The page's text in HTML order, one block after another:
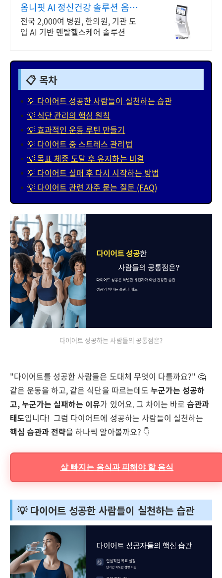
옴니핏 AI 정신건강 솔루션 옴니
핏 마인드케어
전국 2,000여 병원, 한의원, 기관 도
입 AI 기반 멘탈헬스케어 솔루션
📋 목차
💡 다이어트 성공한 사람들이 실천하는 습관
💡 식단 관리의 핵심 원칙
💡 효과적인 운동 루틴 만들기
💡 다이어트 중 스트레스 관리법
💡 목표 체중 도달 후 유지하는 비결
💡 다이어트 실패 후 다시 시작하는 방법
💡 다이어트 관련 자주 묻는 질문 (FAQ)
다이어트 성공하는 사람들의 공통점은?
"다이어트를 성공한 사람들은 도대체 무엇이 다를까요?" 🤔
같은 운동을 하고, 같은 식단을 따르는데도 누군가는 성공하
고, 누군가는 실패하는 이유가 있어요. 그 차이는 바로 습관과
태도입니다! 그럼 다이어트에 성공하는 사람들이 실천하는
핵심 습관과 전략을 하나씩 알아볼까요? 👇
살 빠지는 음식과 피해야 할 음식
💡 다이어트 성공한 사람들이 실천하는 습관